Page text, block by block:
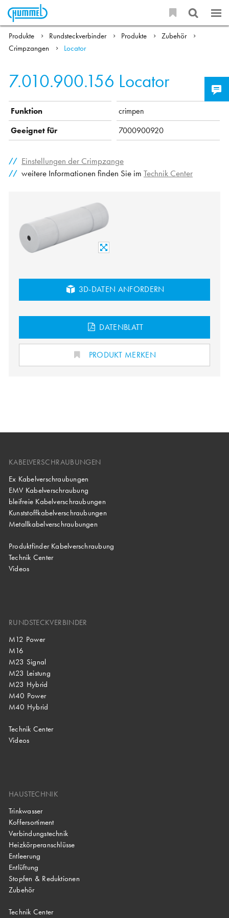
Produkte Rundsteckverbinder Produkte
Zubehör
Crimpzangen
Locator
7.010.900.156 Locator
Funktion
crimpen
Geeignet für
7000900920
Einstellungen der Crimpzange
weitere Informationen finden Sie im Technik Center
3D-DATEN ANFORDERN
DATENBLATT
PRODUKT MERKEN
KABELVERSCHRAUBUNGEN
Ex Kabelverschraubungen
EMV Kabelverschraubung
bleifreie Kabelverschraubungen
Kunststoffkabelverschraubungen
Metallkabelverschraubungen
Produktfinder Kabelverschraubung
Technik Center
Videos
RUNDSTECKVERBINDER
M12 Power
M16
M23 Signal
M23 Leistung
M23 Hybrid
M40 Power
M40 Hybrid
Technik Center
Videos
HAUSTECHNIK
Trinkwasser
Koffersortiment
Verbindungstechnik
Heizkörperanschlüsse
Entleerung
Entlüftung
Stopfen & Reduktionen
Zubehör
Technik Center